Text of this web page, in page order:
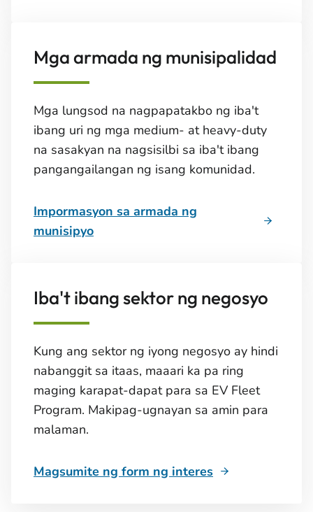
Mga armada ng munisipalidad
Mga lungsod na nagpapatakbo ng iba't
ibang uri ng mga medium- at heavy-duty
na sasakyan na nagsisilbi sa iba't ibang
pangangailangan ng isang komunidad.
Impormasyon sa armada ng
munisipyo
Iba't ibang sektor ng negosyo
Kung ang sektor ng iyong negosyo ay hindi
nabanggit sa itaas, maaari ka pa ring
maging karapat-dapat para sa EV Fleet
Program. Makipag-ugnayan sa amin para
malaman.
Magsumite ng form ng interes